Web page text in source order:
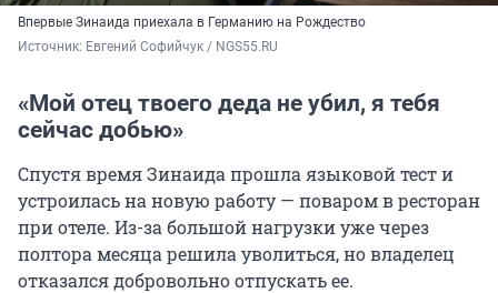
Впервые Зинаида приехала в Германию на Рождество
Источник: Евгений Софийчук / NGS55.RU
«Мой отец твоего деда не убил, я тебя
сейчас добью»
Спустя время Зинаида прошла языковой тест и
устроилась на новую работу — поваром в ресторан
при отеле. Из-за большой нагрузки уже через
полтора месяца решила уволиться, но владелец
отказался добровольно отпускать ее.